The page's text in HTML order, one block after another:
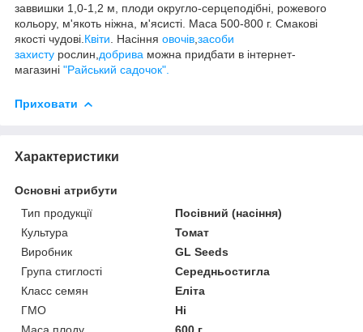
заввишки 1,0-1,2 м, плоди округло-серцеподібні, рожевого
кольору, м'якоть ніжна, м'ясисті. Маса 500-800 г. Смакові
якості чудові. Квіти . Насіння овочів засоби
захисту рослин, добрива можна придбати в інтернет-
магазині "Райський садочок".
Приховати
Характеристики
Основні атрибути
Тип продукції
Посівний (насіння)
Культура
Томат
Виробник
GL Seeds
Група стиглості
Середньостигла
Класс семян
Еліта
ГМО
Ні
Маса плоду
600 г